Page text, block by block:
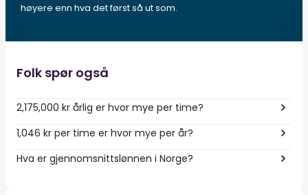
høyere enn hva det først så ut som.
Folk spør også
2,175,000 kr årlig er hvor mye per time?
1,046 kr per time er hvor mye per år?
Hva er gjennomsnittslønnen i Norge?